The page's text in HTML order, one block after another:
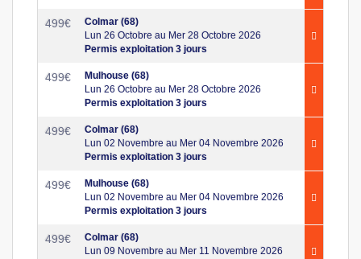
499€
Colmar (68)
Lun 26 Octobre au Mer 28 Octobre 2026
Permis exploitation 3 jours
499€
Mulhouse (68)
Lun 26 Octobre au Mer 28 Octobre 2026
Permis exploitation 3 jours
499€
Colmar (68)
Lun 02 Novembre au Mer 04 Novembre 2026
Permis exploitation 3 jours
499€
Mulhouse (68)
Lun 02 Novembre au Mer 04 Novembre 2026
Permis exploitation 3 jours
499€
Colmar (68)
Lun 09 Novembre au Mer 11 Novembre 2026